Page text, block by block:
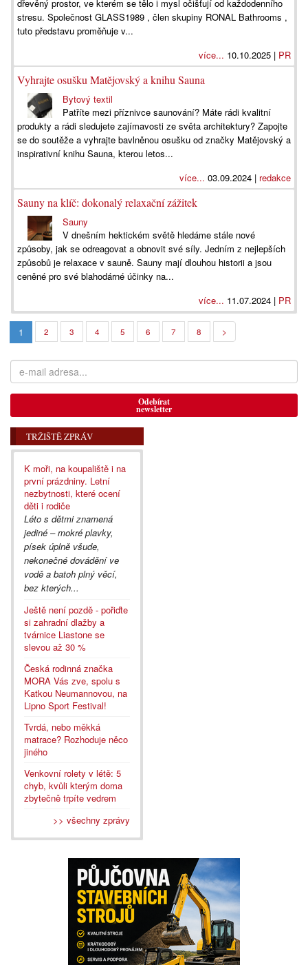
dřevěný prostor, ve kterém se tělo i mysl očišťují od každodenního
stresu. Společnost GLASS1989 , člen skupiny RONAL Bathrooms ,
tuto představu proměňuje v...
více... 10.10.2025 | PR
Vyhrajte osušku Matějovský a knihu Sauna
Bytový textil
Patříte mezi příznivce saunování? Máte rádi kvalitní
produkty a rádi sledujete zajímavosti ze světa architektury? Zapojte
se do soutěže a vyhrajte bavlněnou osušku od značky Matějovský a
inspirativní knihu Sauna, kterou letos...
více... 03.09.2024 | redakce
Sauny na klíč: dokonalý relaxační zážitek
Sauny
V dnešním hektickém světě hledáme stále nové
způsoby, jak se odreagovat a obnovit své síly. Jedním z nejlepších
způsobů je relaxace v sauně. Sauny mají dlouhou historii a jsou
ceněné pro své blahodárné účinky na...
více... 11.07.2024 | PR
1 2 3 4 5 6 7 8 >
Odebírat
newsletter
TRŽIŠTĚ ZPRÁV
K moři, na koupaliště i na
první prázdniny. Letní
nezbytnosti, které ocení
děti i rodiče
Léto s dětmi znamená
jediné – mokré plavky,
písek úplně všude,
nekonečné dovádění ve
vodě a batoh plný věcí,
bez kterých...
Ještě není pozdě - pořiďte
si zahradní dlažby a
tvárnice Liastone se
slevou až 30 %
Česká rodinná značka
MORA Vás zve, spolu s
Katkou Neumannovou, na
Lipno Sport Festival!
Tvrdá, nebo měkká
matrace? Rozhoduje něco
jiného
Venkovní rolety v létě: 5
chyb, kvůli kterým doma
zbytečně trpíte vedrem
>> všechny zprávy